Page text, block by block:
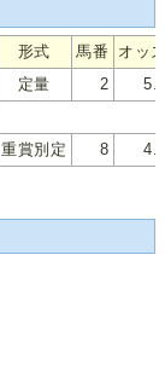
形式 馬番
オッ
定量 2
重賞別定 8